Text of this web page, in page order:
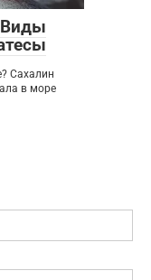
Виды
Сахалин
в море